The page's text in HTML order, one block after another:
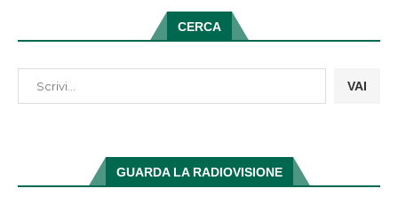
CERCA
VAI
GUARDA LA RADIOVISIONE